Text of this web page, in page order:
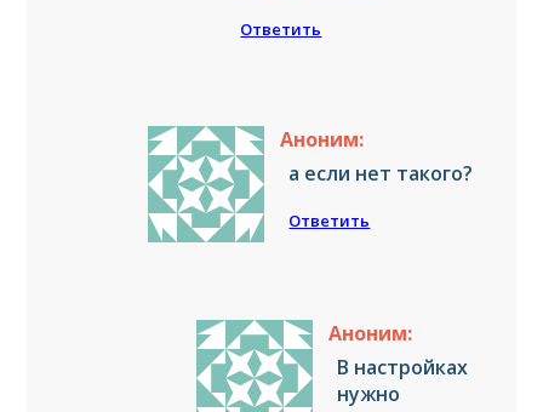
Ответить
Аноним:
а если нет такого?
Ответить
Аноним:
В настройках
нужно